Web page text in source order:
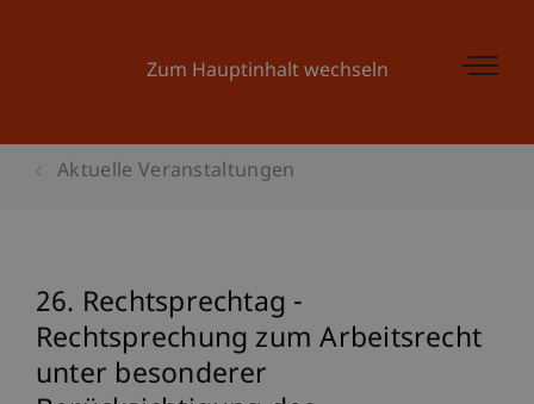
Zum Hauptinhalt wechseln
Aktuelle Veranstaltungen
26. Rechtsprechtag -
Rechtsprechung zum Arbeitsrecht
unter besonderer